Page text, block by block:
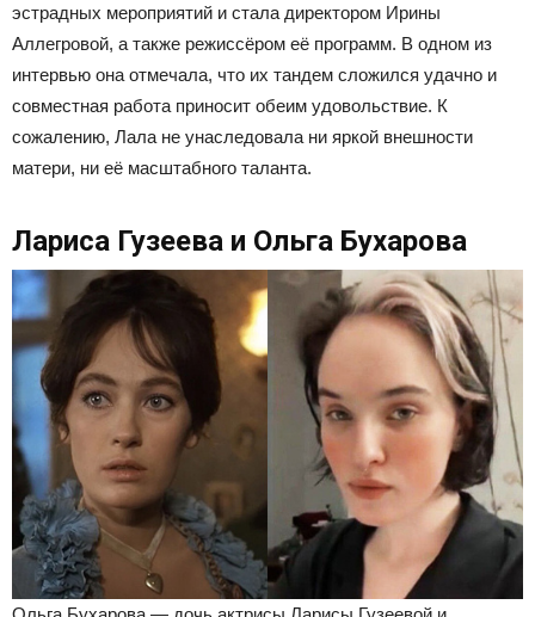
эстрадных мероприятий и стала директором Ирины
Аллегровой, а также режиссёром её программ. В одном из
интервью она отмечала, что их тандем сложился удачно и
совместная работа приносит обеим удовольствие. К
сожалению, Лала не унаследовала ни яркой внешности
матери, ни её масштабного таланта.
Лариса Гузеева и Ольга Бухарова